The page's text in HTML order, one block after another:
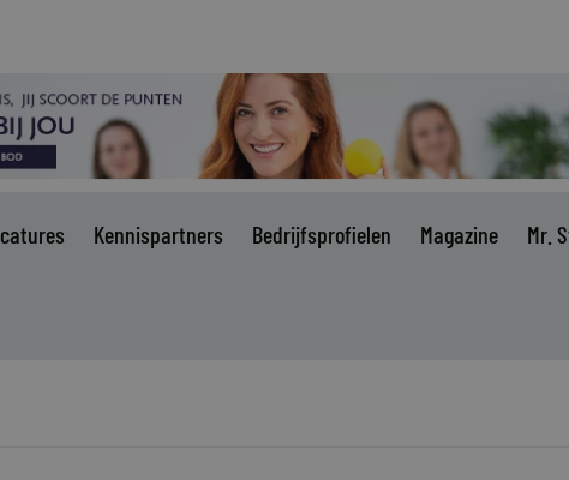
Kennispartners Bedrijfsprofielen Magazine Mr.